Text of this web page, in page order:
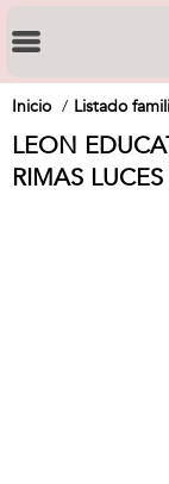
Inicio Listado
LEON
RIMAS